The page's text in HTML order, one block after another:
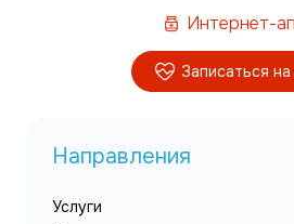
Интернет-
Записаться
Направления
Услуги